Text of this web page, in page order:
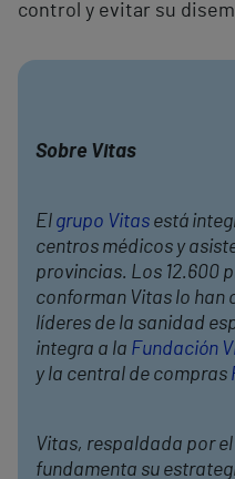
control y evitar su
Sobre Vitas
El grupo Vitas está
centros médicos y
provincias. Los 12.600
conforman Vitas lo han
líderes de la sanidad
integra a la Fundación
y la central de compras
Vitas, respaldada por
fundamenta su